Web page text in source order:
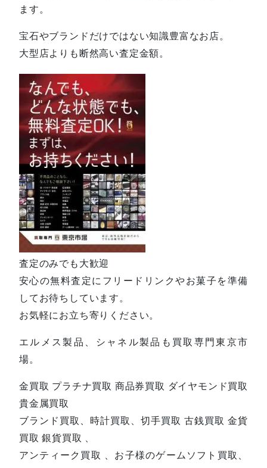
ます。
宝石やブランドだけではない知識豊富なお店。
大型店よりも断然高い査定金額。
査定のみでも大歓迎
安心の無料査定にフリードリンクやお菓子を準備
してお待ちしています。
お気軽にお立ち寄りください。
エルメス製品、シャネル製品も買取専門東京市
場。
金買取 プラチナ買取 商品券買取 ダイヤモンド買取
貴金属買取
ブランド買取、時計買取、切手買取 古銭買取 金貨
買取 銀貨買取 、
アンティーク買取 、お子様のゲームソフト買取、